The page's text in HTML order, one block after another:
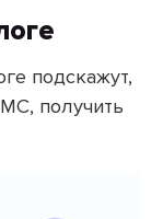
подскажут,
получить